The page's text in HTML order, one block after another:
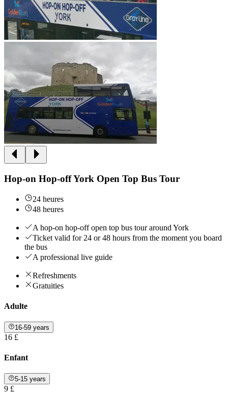
Hop-on Hop-off York Open Top Bus Tour
24 heures
48 heures
A hop-on hop-off open top bus tour around York
Ticket valid for 24 or 48 hours from the moment you board
the bus
A professional live guide
Refreshments
Gratuities
Adulte
16-59 years
16 £
Enfant
5-15 years
9 £